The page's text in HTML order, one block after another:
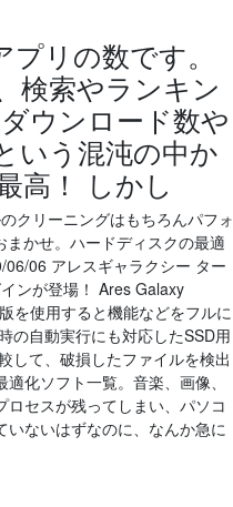
リの数です。
検索やランキン
ウンロード数や
いう混沌の中か
高！ しかし
クリーニングはもちろんパフォ
かせ。ハードディスクの最適
06 アレスギャラクシー ター
ンが登場！ Ares Galaxy
を使用すると機能などをフルに
の自動実行にも対応したSSD用
して、破損したファイルを検出
化ソフト一覧。音楽、画像、
セスが残ってしまい、パソコ
ないはずなのに、なんか急に